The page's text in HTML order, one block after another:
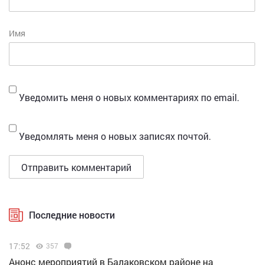
Имя
Уведомить меня о новых комментариях по email.
Уведомлять меня о новых записях почтой.
Последние новости
17:52 357
Анонс мероприятий в Балаковском районе на